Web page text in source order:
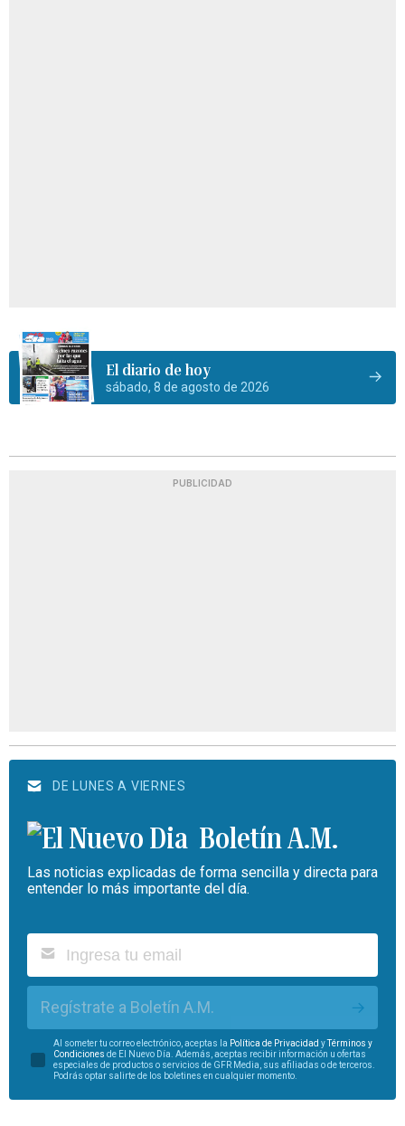
El diario de hoy
sábado, 8 de agosto de 2026
PUBLICIDAD
DE LUNES A VIERNES
Boletín A.M.
Las noticias explicadas de forma sencilla y directa para
entender lo más importante del día.
Regístrate a Boletín A.M.
Al someter tu correo electrónico, aceptas la Política de Privacidad y
Términos y
Condiciones de El Nuevo Día. Además, aceptas recibir información u ofertas
especiales de productos o servicios de GFR Media, sus afiliadas o de terceros.
Podrás optar salirte de los boletines en cualquier momento.